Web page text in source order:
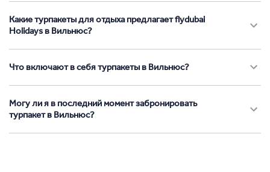
Какие турпакеты для отдыха предлагает flydubai
Holidays в Вильнюс?
Что включают в себя турпакеты в Вильнюс?
Могу ли я в последний момент забронировать
турпакет в Вильнюс?